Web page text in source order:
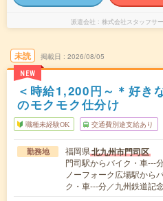
派遣会社 株式会社スタッフサ
未読
NEW
掲載日 2026/08/05
＜時給1,200円～＊好き
のモクモク仕分け
職種未経験OK 交通費別途支給あり
勤務地 福岡県北九州市門司区
門司駅からバイク・車---
ノーフォーク広場駅から
ク・車---分／九州鉄道記